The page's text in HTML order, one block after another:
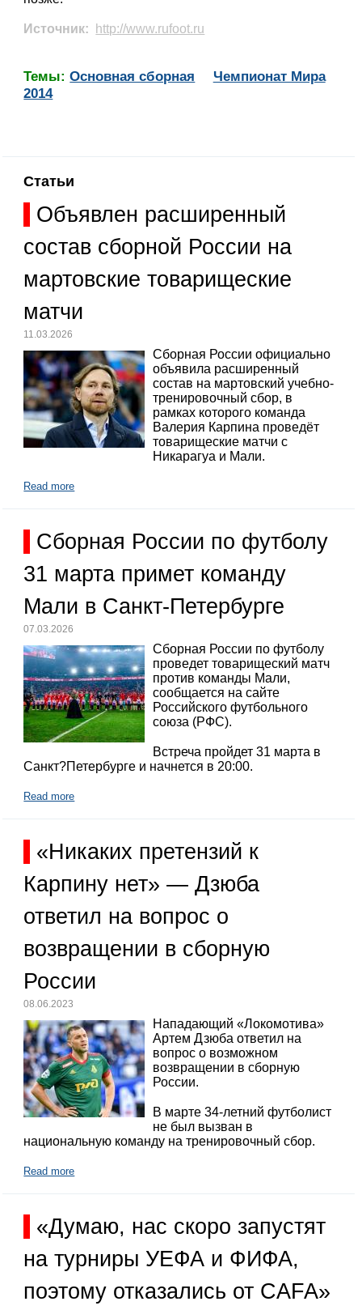
Источник: http://www.rufoot.ru
Темы:Основная сборная
Чемпионат Мира
2014
Статьи
Объявлен расширенный
состав сборной России на
мартовские товарищеские
матчи
11.03.2026
Сборная России официально
объявила расширенный
состав на мартовский учебно-
тренировочный сбор, в
рамках которого команда
Валерия Карпина проведёт
товарищеские матчи с
Никарагуа и Мали.
Read more
Сборная России по футболу
31 марта примет команду
Мали в Санкт-Петербурге
07.03.2026
Сборная России по футболу
проведет товарищеский матч
против команды Мали,
сообщается на сайте
Российского футбольного
союза (РФС).
Встреча пройдет 31 марта в
Санкт?Петербурге и начнется в 20:00.
Read more
«Никаких претензий к
Карпину нет» — Дзюба
ответил на вопрос о
возвращении в сборную
России
08.06.2023
Нападающий «Локомотива»
Артем Дзюба ответил на
вопрос о возможном
возвращении в сборную
России.
В марте 34-летний футболист
не был вызван в
национальную команду на тренировочный сбор.
Read more
«Думаю, нас скоро запустят
на турниры УЕФА и ФИФА,
поэтому отказались от CAFA»